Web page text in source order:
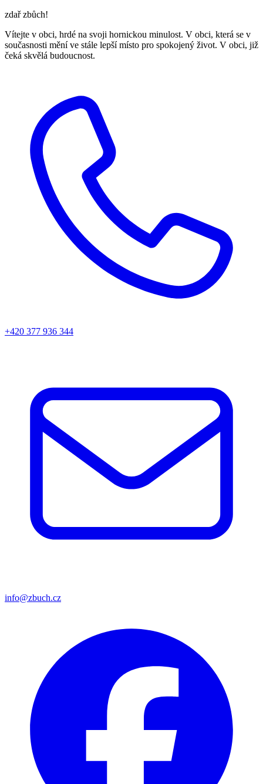
zdař zbůch!
Vítejte v obci, hrdé na svoji hornickou minulost. V obci, která se v
současnosti mění ve stále lepší místo pro spokojený život. V obci, již
čeká skvělá budoucnost.
+420 377 936 344
info@zbuch.cz